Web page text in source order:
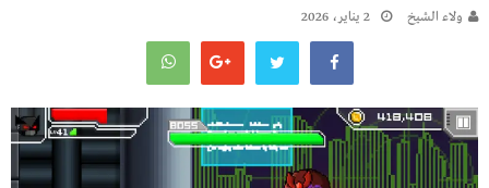
ولاء الشيخ 2 يناير، 2026